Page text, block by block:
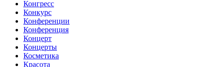
Конгресс
Конкурс
Конференции
Конференция
Концерт
Концерты
Косметика
Красота